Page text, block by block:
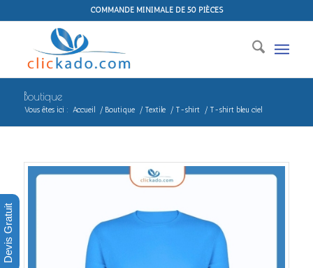
COMMANDE MINIMALE DE 50 PIÈCES
Boutique
Vous êtes ici : Accueil / Boutique / Textile / T-shirt / T-shirt bleu ciel
Devis Gratuit